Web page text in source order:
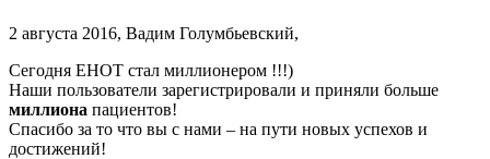
2 августа 2016, Вадим Голумбьевский,
Сегодня ЕНОТ стал миллионером !!!)
Наши пользователи зарегистрировали и приняли больше
миллиона пациентов!
Спасибо за то что вы с нами – на пути новых успехов и
достижений!